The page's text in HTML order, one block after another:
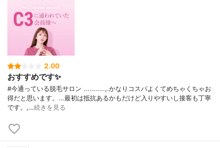
2.00
おすすめです✨
#今通っている脱毛サロン ...........,.かなりコスパよくてめちゃくちゃお
得だと思います。...最初は抵抗あるかもだけど入りやすいし接客も丁寧
です。,…続きを見る